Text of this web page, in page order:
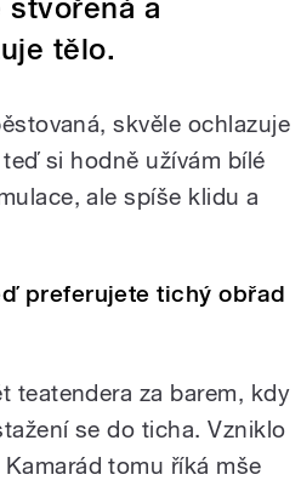
a
tělo.
skvěle ochlazuje
si hodně užívám bílé
ale spíše klidu a
preferujete tichý obřad
teatendera za barem, kdy
se do ticha. Vzniklo
tomu říká mše